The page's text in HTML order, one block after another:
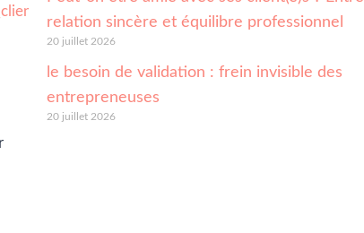
relation sincère et équilibre professionnel
20 juillet 2026
le besoin de validation : frein invisible des
entrepreneuses
20 juillet 2026